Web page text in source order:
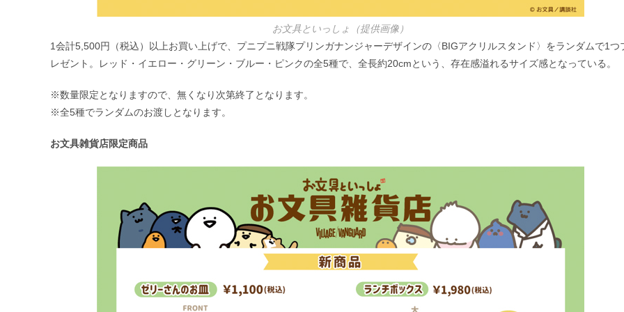
お文具といっしょ（提供画像）
1会計5,500円（税込）以上お買い上げで、プニプニ戦隊プリンガナンジャーデザインの〈BIGアクリルスタンド〉をランダムで1つ
レゼント。レッド・イエロー・グリーン・ブルー・ピンクの全5種で、全長約20cmという、存在感溢れるサイズ感となっている。
※数量限定となりますので、無くなり次第終了となります。
※全5種でランダムのお渡しとなります。
お文具雑貨店限定商品